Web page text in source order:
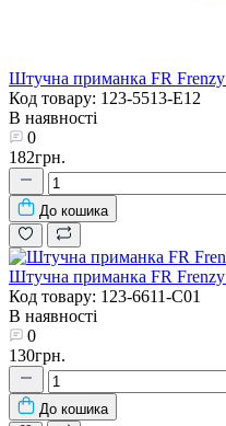
Штучна приманка FR
Код товару: 123-5513-E12
В наявності
0
182грн.
До кошика
Штучна приманка FR Frenzy
Код товару: 123-6611-C01
В наявності
0
130грн.
До кошика